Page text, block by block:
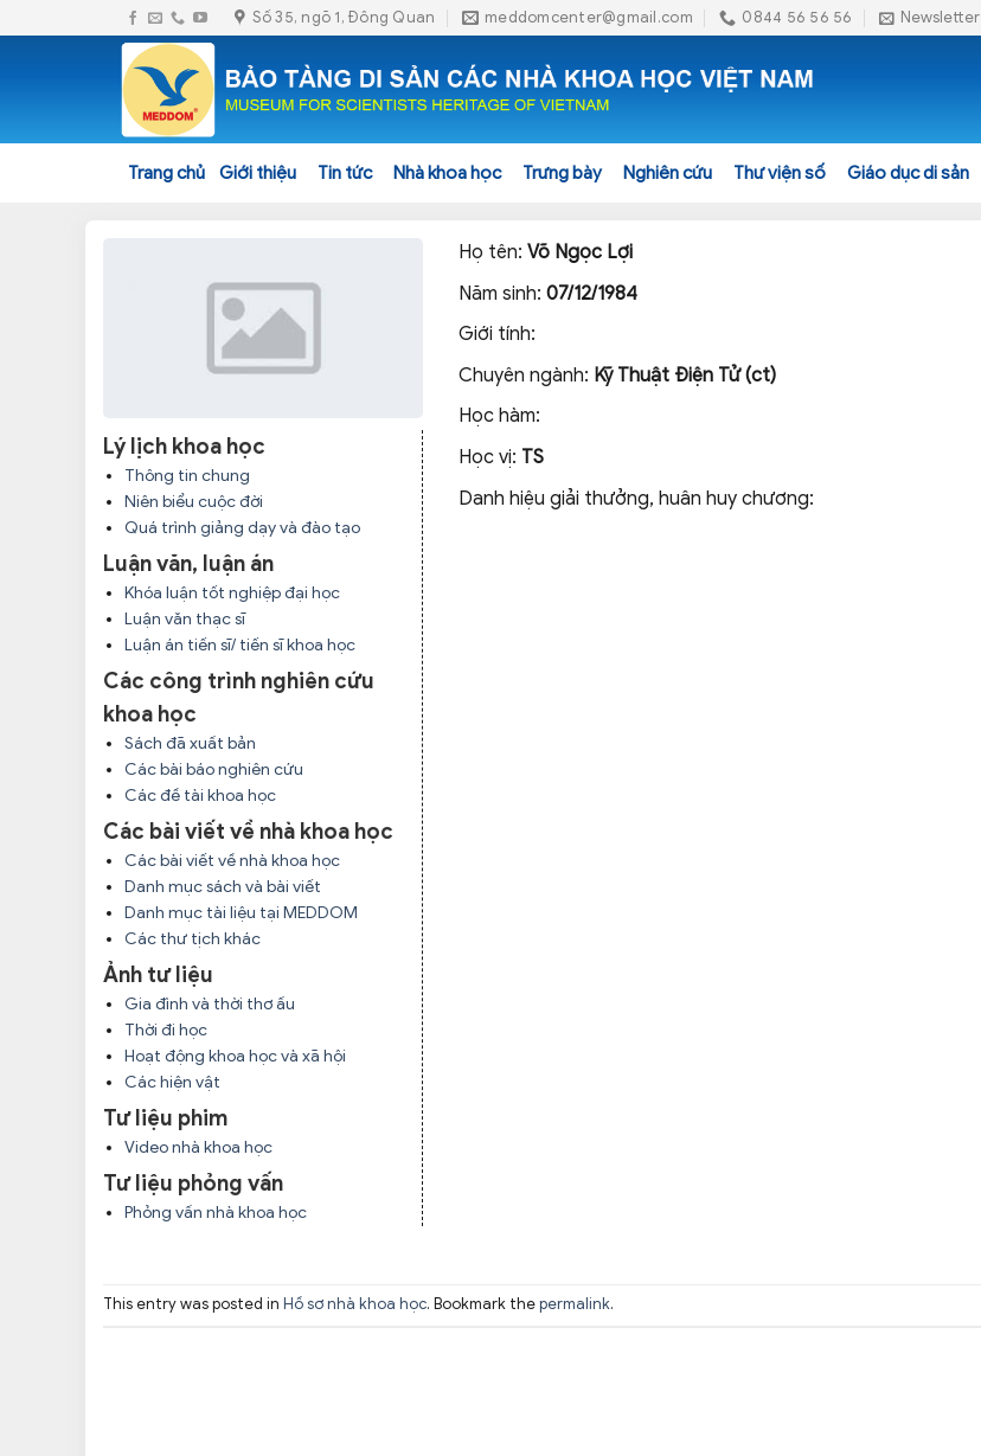
to
Số 35, ngõ 1, Đông Quan meddomcenter@gmail.com 0844 56 56 56 Newsletter
Trang chủ Giới thiệu Tin tức Nhà khoa học Trưng bày Nghiên cứu Thư viện số Giáo dục di sản
Lý lịch khoa học
Thông tin chung
Niên biểu cuộc đời
Quá trình giảng dạy và đào tạo
Luận văn, luận án
Khóa luận tốt nghiệp đại học
Luận văn thạc sĩ
Luận án tiến sĩ/ tiến sĩ khoa học
Các công trình nghiên cứu
khoa học
Sách đã xuất bản
Các bài báo nghiên cứu
Các đề tài khoa học
Các bài viết về nhà khoa học
Các bài viết về nhà khoa học
Danh mục sách và bài viết
Danh mục tài liệu tại MEDDOM
Các thư tịch khác
Ảnh tư liệu
Gia đình và thời thơ ấu
Thời đi học
Hoạt động khoa học và xã hội
Các hiện vật
Tư liệu phim
Video nhà khoa học
Tư liệu phỏng vấn
Phỏng vấn nhà khoa học
Họ tên: Võ Ngọc Lợi
Năm sinh: 07/12/1984
Giới tính:
Chuyên ngành: Kỹ Thuật Điện Tử (ct)
Học hàm:
Học vị: TS
Danh hiệu giải thưởng, huân huy chương:
This entry was posted in Hồ sơ nhà khoa học. Bookmark thepermalink.